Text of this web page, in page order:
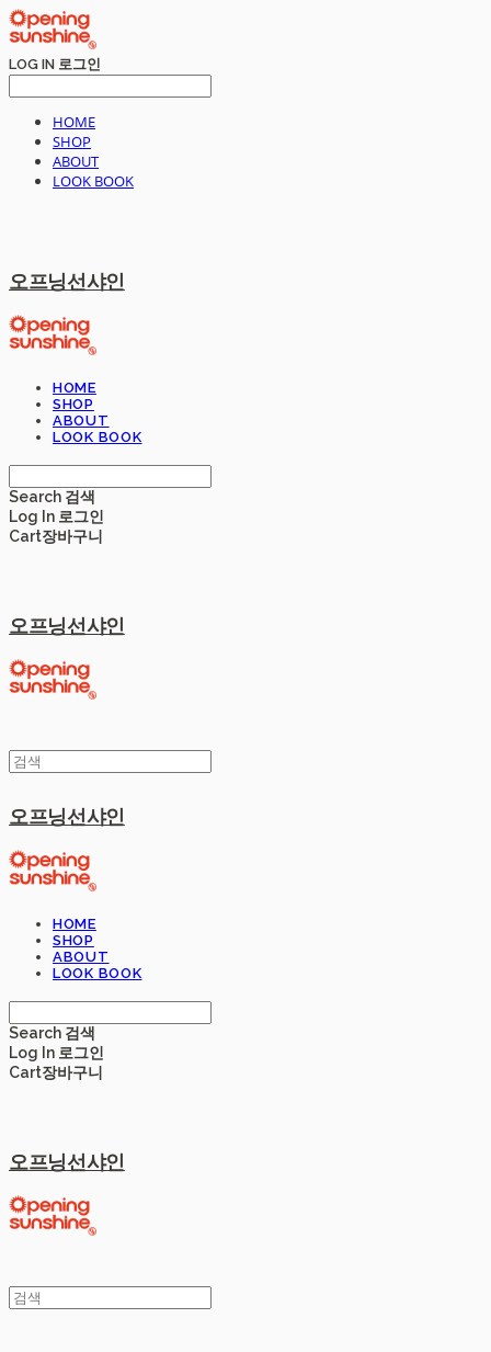
LOG IN 로그인
HOME
SHOP
ABOUT
LOOK BOOK
오프닝선샤인
HOME
SHOP
ABOUT
LOOK BOOK
Search 검색
Log In 로그인
Cart장바구니
오프닝선샤인
오프닝선샤인
HOME
SHOP
ABOUT
LOOK BOOK
Search 검색
Log In 로그인
Cart장바구니
오프닝선샤인